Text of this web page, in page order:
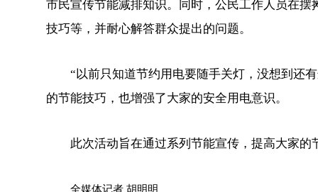
市民宣传节能减排知识。同时，公民工作人员在
技巧等，并耐心解答群众提出的问题。
“以前只知道节约用电要随手关灯，没想到还
的节能技巧，也增强了大家的安全用电意识。
此次活动旨在通过系列节能宣传，提高大家
全媒体记者 胡明明